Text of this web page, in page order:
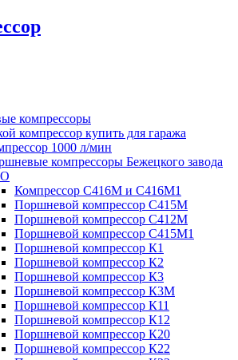
компрессоры
компрессор купить для гаража
1000 л/мин
компрессоры Бежецкого завода
Компрессор С416М и С416М1
Поршневой компрессор С415М
Поршневой компрессор С412М
Поршневой компрессор С415М1
Поршневой компрессор К1
Поршневой компрессор К2
Поршневой компрессор К3
Поршневой компрессор К3М
Поршневой компрессор К11
Поршневой компрессор К12
Поршневой компрессор К20
Поршневой компрессор К22